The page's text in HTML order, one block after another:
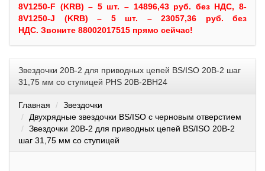
8V1250-F (KRB) – 5 шт. – 14896,43 руб. без НДС, 8-
8V1250-J (KRB) – 5 шт. – 23057,36 руб. без
НДС. Звоните 88002017515 прямо сейчас!
Звездочки 20B-2 для приводных цепей BS/ISO 20B-2 шаг
31,75 мм со ступицей PHS 20B-2BH24
Главная
Звездочки
Двухрядные звездочки BS/ISO с черновым отверстием
Звездочки 20B-2 для приводных цепей BS/ISO 20B-2
шаг 31,75 мм со ступицей